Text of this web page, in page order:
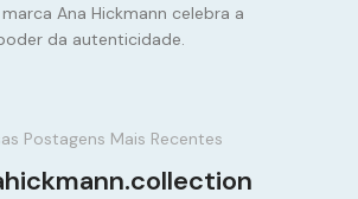
Ana Hickmann celebra a
da autenticidade.
Postagens Mais Recentes